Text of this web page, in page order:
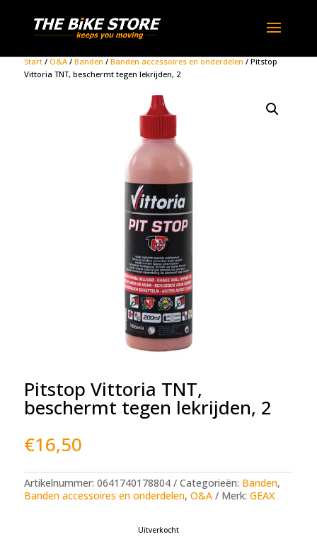
Start/ O&A/ Banden / Banden accessoires en onderdelen / Pitstop
Vittoria TNT, beschermt tegen lekrijden, 2
Pitstop Vittoria TNT,
beschermt tegen lekrijden, 2
€16,50
Artikelnummer: 0641740178804 Categorieën: Banden,
Banden accessoires en onderdelen, O&A Merk: GEAX
Uitverkocht